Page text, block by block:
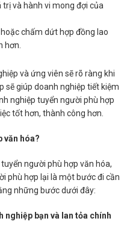
trị và hành vi mong đợi của
chấm dứt hợp đồng lao
hơn.
và ứng viên sẽ rõ ràng khi
sẽ giúp doanh nghiệp tiết kiệm
nghiệp tuyển người phù hợp
tốt hơn, thành công hơn.
văn hóa?
người phù hợp văn hóa,
phù hợp lại là một bước đi cần
những bước dưới đây:
nghiệp bạn và lan tỏa chính